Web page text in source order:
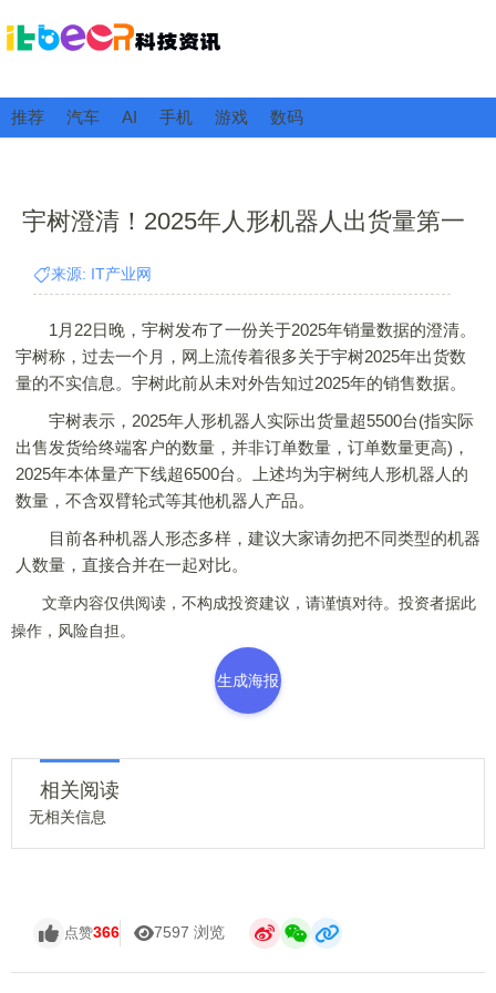
推荐 汽车 AI 手机 游戏 数码
宇树澄清！2025年人形机器人出货量第一
来源: IT产业网
1月22日晚，宇树发布了一份关于2025年销量数据的澄清。
宇树称，过去一个月，网上流传着很多关于宇树2025年出货数
量的不实信息。宇树此前从未对外告知过2025年的销售数据。
宇树表示，2025年人形机器人实际出货量超5500台(指实际
出售发货给终端客户的数量，并非订单数量，订单数量更高)，
2025年本体量产下线超6500台。上述均为宇树纯人形机器人的
数量，不含双臂轮式等其他机器人产品。
目前各种机器人形态多样，建议大家请勿把不同类型的机器
人数量，直接合并在一起对比。
文章内容仅供阅读，不构成投资建议，请谨慎对待。投资者据此
操作，风险自担。
生成海报
相关阅读
无相关信息
点赞366 7597 浏览